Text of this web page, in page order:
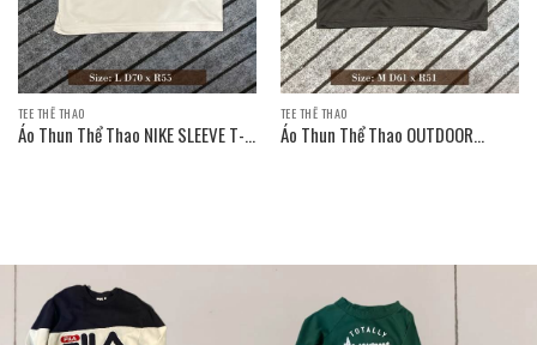
TEE THỂ THAO
Áo Thun Thể Thao NIKE SLEEVE T-
TEE THỂ THAO
Áo Thun Thể Thao OUTDOOR